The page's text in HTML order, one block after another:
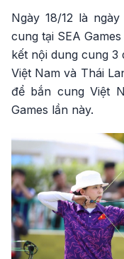
Ngày 18/12 là
cung tại SEA
kết nội dung cung 3
Việt Nam và Thái
để bắn cung Việt
Games lần này.